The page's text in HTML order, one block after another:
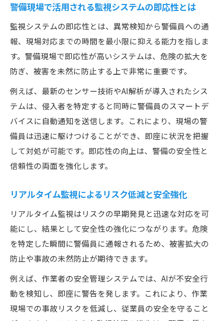
警備現場で活用される監視システムの即応性とは
監視システムの即応性とは、異常検知から警備員への通
報、現場対応までの時間を最小限に抑える能力を指しま
す。警備現場で即応性が高いシステムは、危険の拡大を
防ぎ、被害を未然に防止する上で非常に重要です。
例えば、最新のセンサー技術やAI解析が導入されたシス
テムは、侵入者を特定すると同時に警備員のスマートデ
バイスに自動通知を送信します。これにより、現場の警
備員は迅速に駆けつけることができ、即座に状況を把握
して対処が可能です。即応性の向上は、警備の安全性と
信頼性の両面を強化します。
リアルタイム監視によるリスク低減と安全強化
リアルタイム監視はリスクの早期発見と迅速な対応を可
能にし、結果として安全性の強化につながります。危険
を特定した瞬間に警備員に通報されるため、被害拡大の
防止や事故の未然防止が期待できます。
例えば、作業者の安全管理システムでは、AIが不安全行
動を検知し、即座に警告を発します。これにより、作業
現場での事故リスクを低減し、従業員の安全を守ること